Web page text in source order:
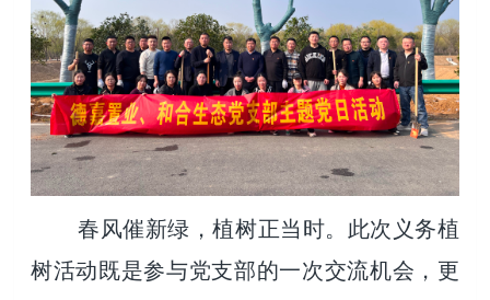
春风催新绿，植树正当时。此次义务植
树活动既是参与党支部的一次交流机会，更